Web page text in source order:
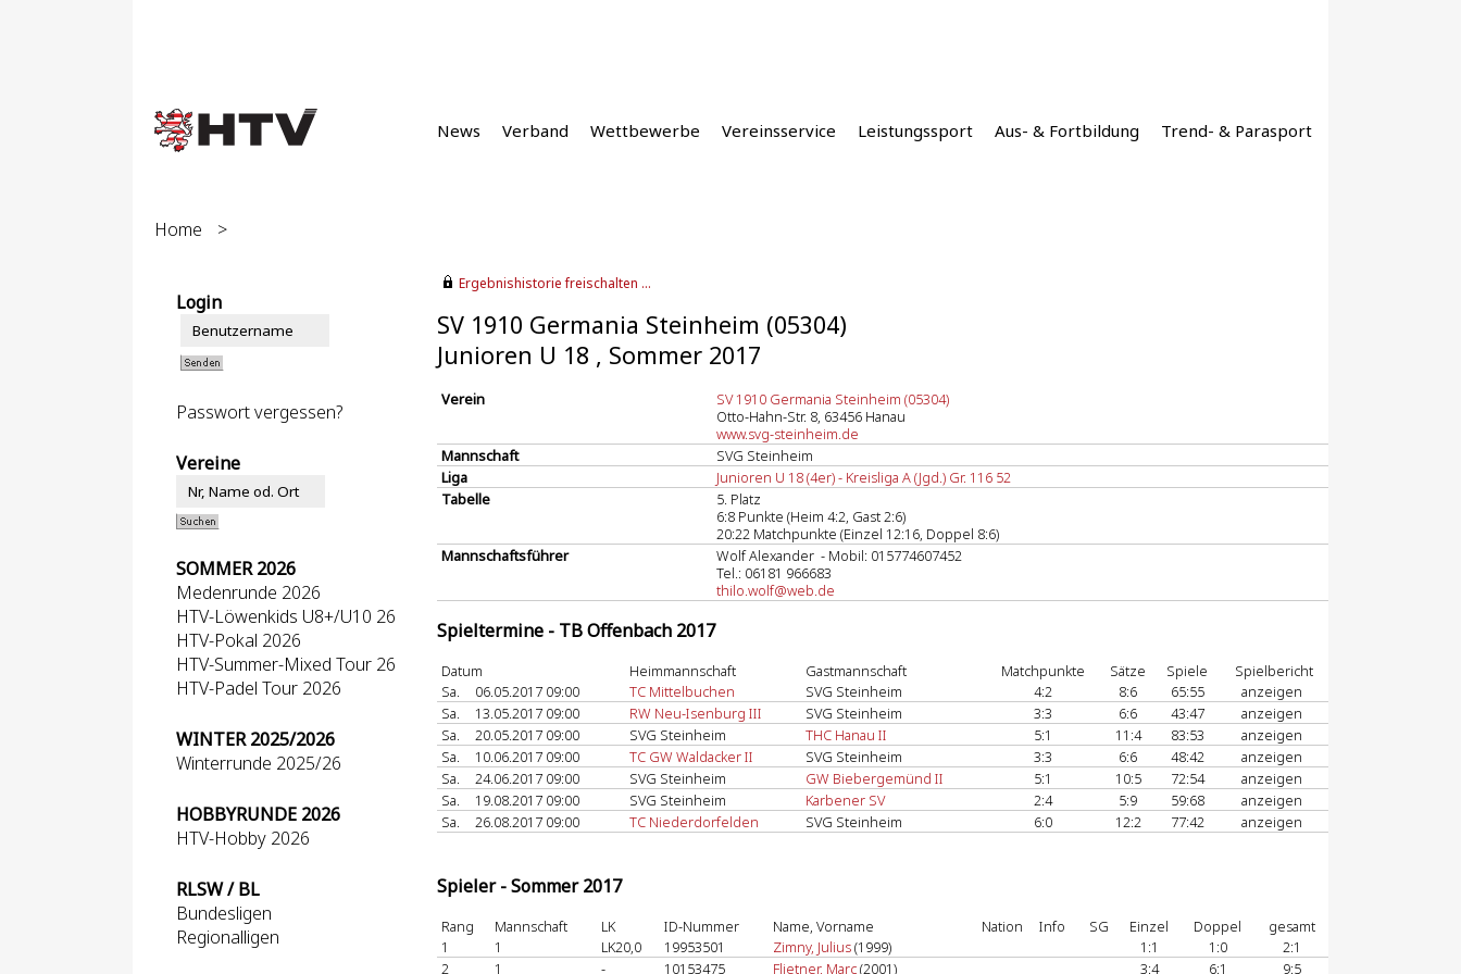
News Verband Wettbewerbe Vereinsservice Leistungssport Aus- & Fortbildung Trend- & Parasport
Home >
Login
Passwort vergessen?
Vereine
SOMMER 2026
Medenrunde 2026
HTV-Löwenkids U8+/U10 26
HTV-Pokal 2026
HTV-Summer-Mixed Tour 26
HTV-Padel Tour 2026
WINTER 2025/2026
Winterrunde 2025/26
HOBBYRUNDE 2026
HTV-Hobby 2026
RLSW / BL
Bundesligen
Regionalligen
Ergebnishistorie freischalten ...
SV 1910 Germania Steinheim (05304)
Junioren U 18 , Sommer 2017
Verein
SV 1910 Germania Steinheim (05304)
Otto-Hahn-Str. 8, 63456 Hanau
www.svg-steinheim.de
Mannschaft
SVG Steinheim
Liga
Junioren U 18 (4er) - Kreisliga A (Jgd.) Gr. 116 52
Tabelle
5. Platz
6:8 Punkte (Heim 4:2, Gast 2:6)
20:22 Matchpunkte (Einzel 12:16, Doppel 8:6)
Mannschaftsführer
Wolf Alexander - Mobil: 015774607452
Tel.: 06181 966683
thilo.wolf@web.de
Spieltermine - TB Offenbach 2017
Datum Heimmannschaft Gastmannschaft Matchpunkte Sätze Spiele
Spielbericht
Sa.
06.05.2017 09:00 TC Mittelbuchen SVG Steinheim 4:2 8:6 65:55
anzeigen
Sa.
13.05.2017 09:00 RW Neu-Isenburg III SVG Steinheim 3:3 6:6 43:47
anzeigen
Sa.
20.05.2017 09:00 SVG Steinheim THC Hanau II 5:1 11:4 83:53
anzeigen
Sa.
10.06.2017 09:00 TC GW Waldacker II SVG Steinheim 3:3 6:6 48:42
anzeigen
Sa.
24.06.2017 09:00 SVG Steinheim GW Biebergemünd II 5:1 10:5 72:54
anzeigen
Sa.
19.08.2017 09:00 SVG Steinheim Karbener SV 2:4 5:9 59:68
anzeigen
Sa.
26.08.2017 09:00 TC Niederdorfelden SVG Steinheim 6:0 12:2 77:42 anzeigen
Spieler - Sommer 2017
Rang Mannschaft LK ID-Nummer Name, Vorname Nation Info SG Einzel Doppel
gesamt
1
1 LK20,0 19953501 Zimny, Julius(1999) 1:1 1:0
2:1
2
1 - 10153475 Flietner, Marc(2001) 3:4 6:1 9:5